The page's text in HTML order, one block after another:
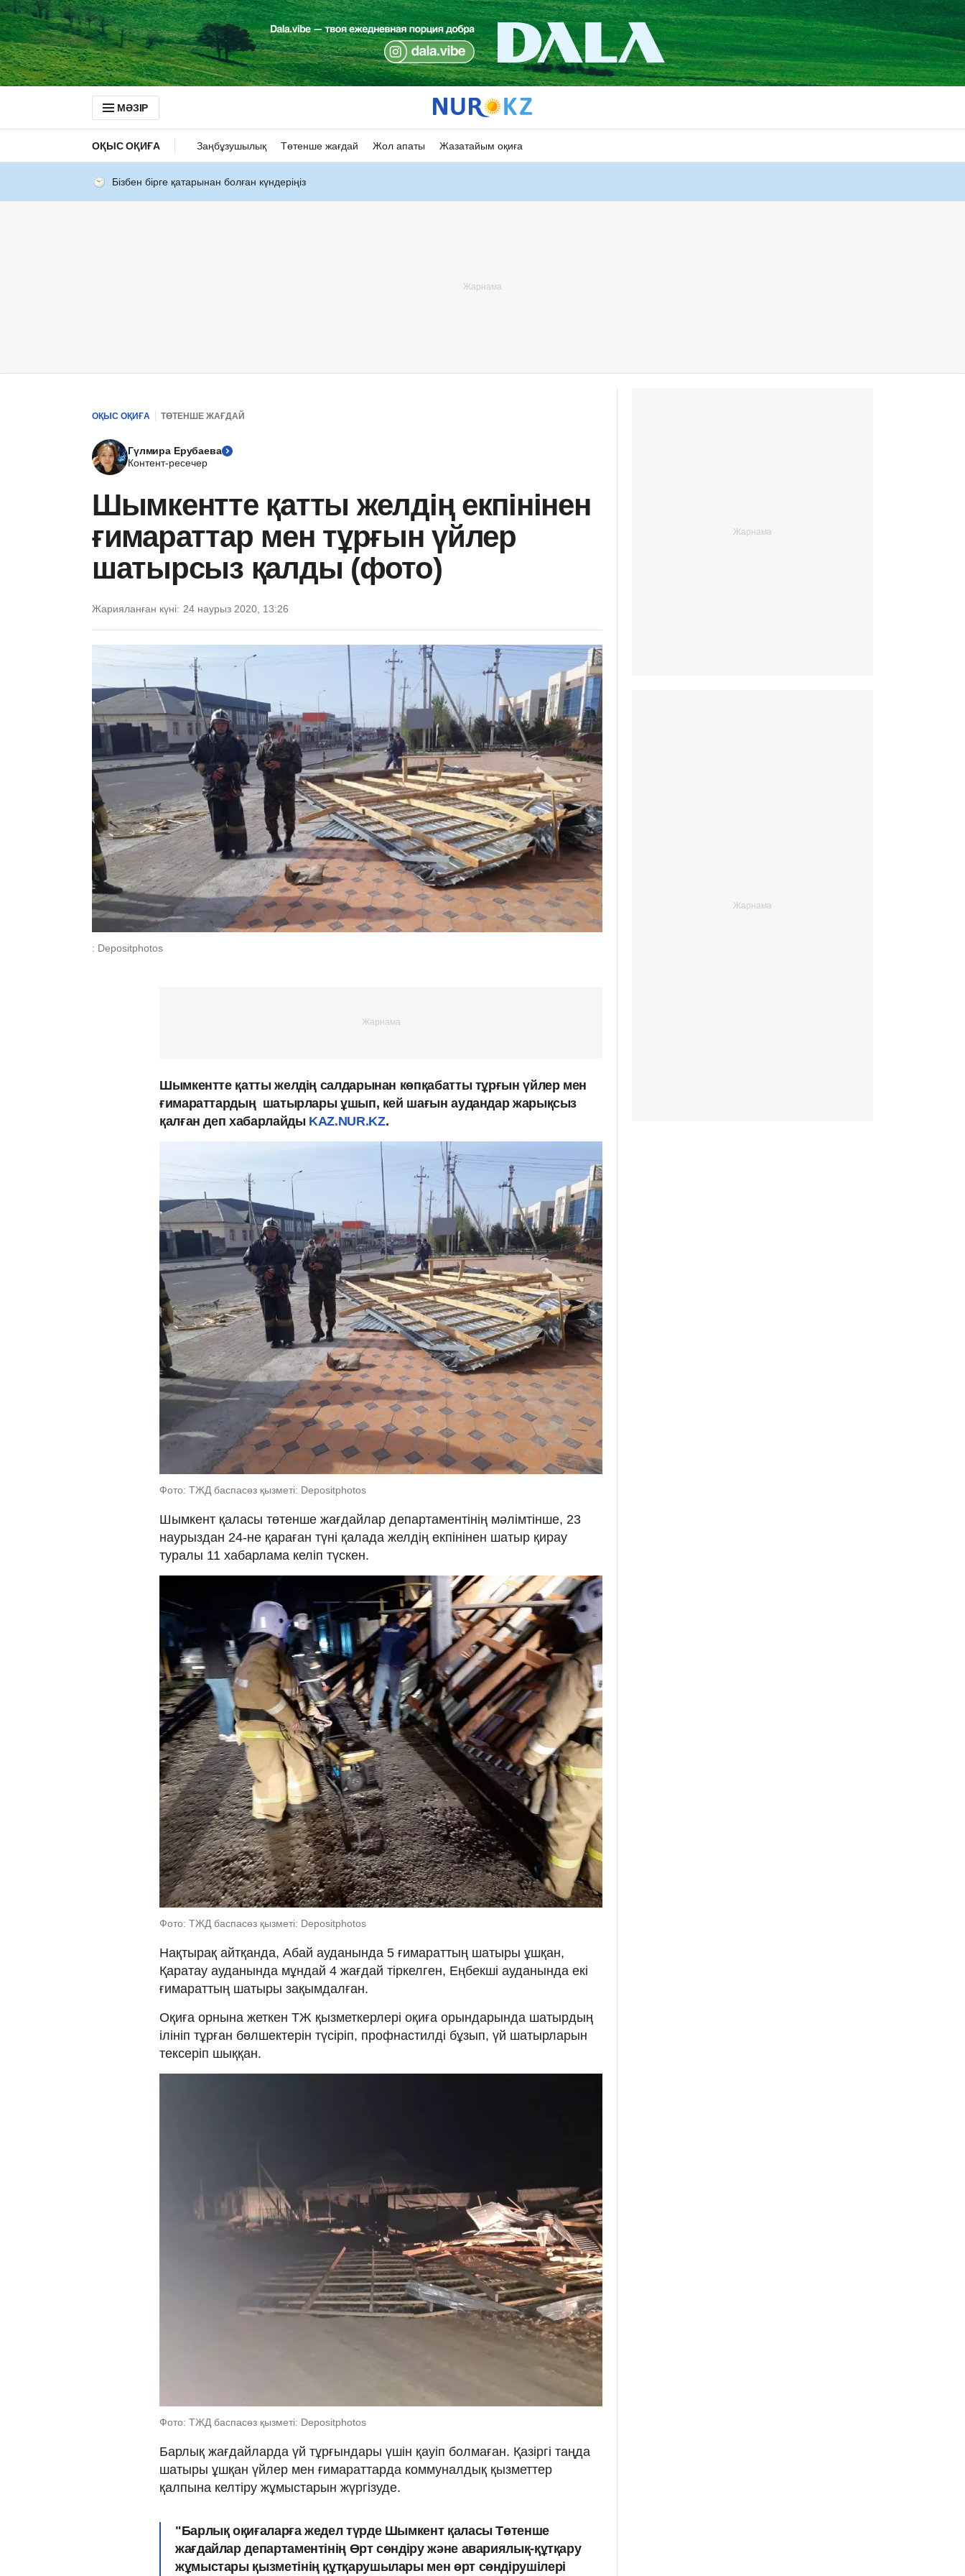
МӘЗІР
ОҚЫС ОҚИҒА Заңбұзушылық Төтенше жағдай Жол апаты Жазатайым оқиға
Бізбен бірге қатарынан болған күндеріңіз
ОҚЫС ОҚИҒА ТӨТЕНШЕ ЖАҒДАЙ
Гүлмира Ерубаева
Контент-ресечер
Шымкентте қатты желдің екпінінен
ғимараттар мен тұрғын үйлер
шатырсыз қалды (фото)
Жарияланған күні: 24 наурыз 2020, 13:26
: Depositphotos
Шымкентте қатты желдің салдарынан көпқабатты тұрғын үйлер мен
ғимараттардың шатырлары ұшып, кей шағын аудандар жарықсыз
қалған деп хабарлайды KAZ.NUR.KZ.
Фото: ТЖД баспасөз қызметі: Depositphotos
Шымкент қаласы төтенше жағдайлар департаментінің мәлімтінше, 23
наурыздан 24-не қараған түні қалада желдің екпінінен шатыр қирау
туралы 11 хабарлама келіп түскен.
Фото: ТЖД баспасөз қызметі: Depositphotos
Нақтырақ айтқанда, Абай ауданында 5 ғимараттың шатыры ұшқан,
Қаратау ауданында мұндай 4 жағдай тіркелген, Еңбекші ауданында екі
ғимараттың шатыры зақымдалған.
Оқиға орнына жеткен ТЖ қызметкерлері оқиға орындарында шатырдың
ілініп тұрған бөлшектерін түсіріп, профнастилді бұзып, үй шатырларын
тексеріп шыққан.
Фото: ТЖД баспасөз қызметі: Depositphotos
Барлық жағдайларда үй тұрғындары үшін қауіп болмаған. Қазіргі таңда
шатыры ұшқан үйлер мен ғимараттарда коммуналдық қызметтер
қалпына келтіру жұмыстарын жүргізуде.
"Барлық оқиғаларға жедел түрде Шымкент қаласы Төтенше
жағдайлар департаментінің Өрт сөндіру және авариялық-құтқару
жұмыстары қызметінің құтқарушылары мен өрт сөндірушілері